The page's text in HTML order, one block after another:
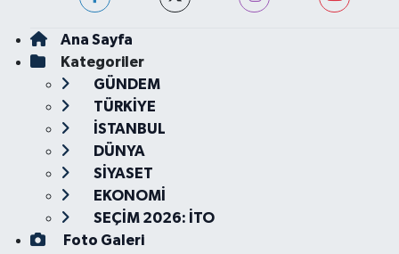
Ana Sayfa
Kategoriler
GÜNDEM
TÜRKİYE
İSTANBUL
DÜNYA
SİYASET
EKONOMİ
SEÇİM 2026: İTO
Foto Galeri